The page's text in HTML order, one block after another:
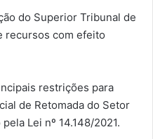
do Superior Tribunal de
recursos com efeito
restrições para
de Retomada do Setor
Lei nº 14.148/2021.